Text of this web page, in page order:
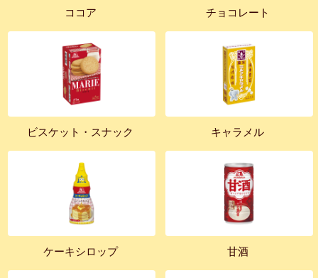
ココア チョコレート
ビスケット・スナック キャラメル
ケーキシロップ 甘酒